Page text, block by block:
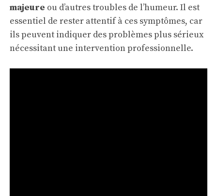
majeure ou d’autres troubles de l’humeur. Il est
essentiel de rester attentif à ces symptômes, car
ils peuvent indiquer des problèmes plus sérieux
nécessitant une intervention professionnelle.